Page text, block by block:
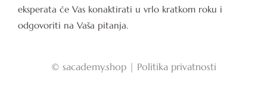
eksperata će Vas konaktirati u vrlo kratkom roku i
odgovoriti na Vaša pitanja.
© sacademy.shop | Politika privatnosti